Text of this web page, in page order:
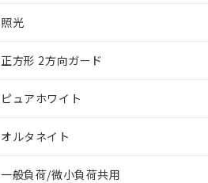
照光
正方形 2方向ガード
ピュアホワイト
オルタネイト
一般負荷/微小負荷共用